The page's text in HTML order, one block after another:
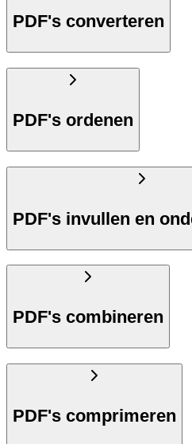
PDF's converteren
PDF's ordenen
PDF's invullen en
PDF's combineren
PDF's comprimeren